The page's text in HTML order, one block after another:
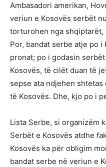
Ambasadori amerikan,
veriun e Kosovës serbët
torturohen nga shqiptarët,
Por, bandat serbe atje po
pronat; po i godasin
Kosovës, të cilët duan të
sepse ata ndjehen
të Kosovës. Dhe, kjo po i
Lista Serbe, si organizëm
Serbët e Kosovës atdhe
Kosovës ka për obligim
bandat serbe në veriun e